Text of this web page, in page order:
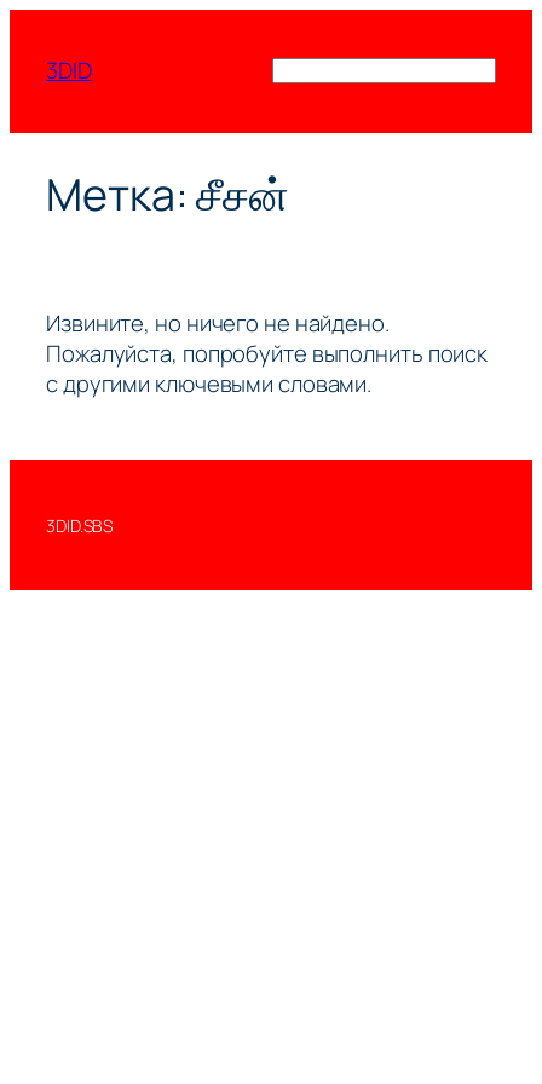
содержимому
3DID
Метка:சீசன்
Извините, но ничего не найдено.
Пожалуйста, попробуйте выполнить поиск
с другими ключевыми словами.
3DID.SBS